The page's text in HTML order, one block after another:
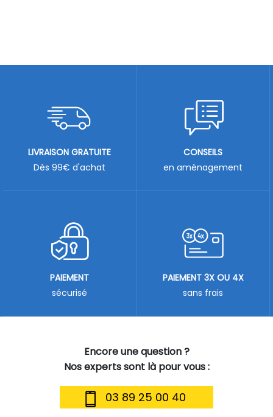
Encore une question ?
Nos experts sont là pour vous :
03 89 25 00 40
LIVRAISON GRATUITE
Dès 99€ d'achat
CONSEILS
en aménagement
PAIEMENT
sécurisé
PAIEMENT 3X OU 4X
sans frais